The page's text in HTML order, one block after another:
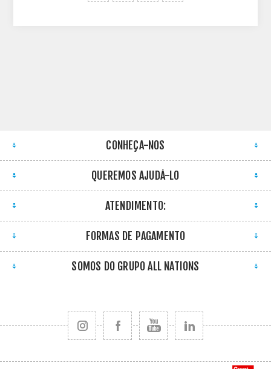
CONHEÇA-NOS
QUEREMOS AJUDÁ-LO
ATENDIMENTO:
FORMAS DE PAGAMENTO
SOMOS DO GRUPO ALL NATIONS